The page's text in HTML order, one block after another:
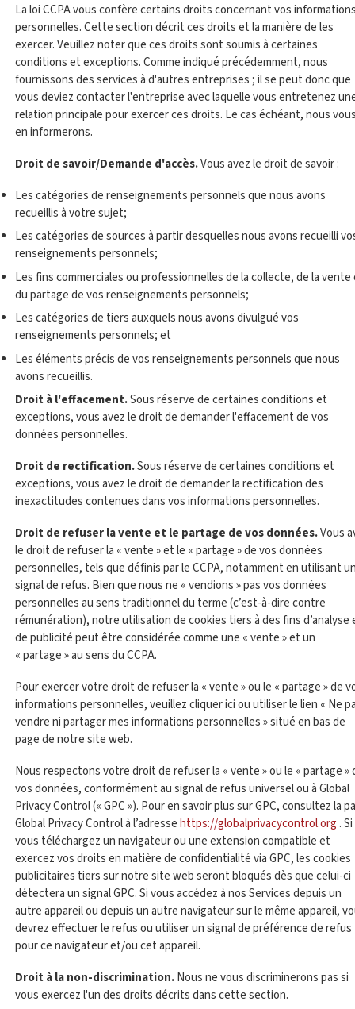
La loi CCPA vous confère certains droits concernant vos
personnelles. Cette section décrit ces droits et la manière de les
exercer. Veuillez noter que ces droits sont soumis à certaines
conditions et exceptions. Comme indiqué précédemment, nous
fournissons des services à d'autres entreprises ; il se peut donc que
vous deviez contacter l'entreprise avec laquelle vous entretenez
relation principale pour exercer ces droits. Le cas échéant, nous
en informerons.
Droit de savoir/Demande d'accès.Vous avez le droit de savoir :
Les catégories de renseignements personnels que nous avons
recueillis à votre sujet;
Les catégories de sources à partir desquelles nous avons recueilli
renseignements personnels;
Les fins commerciales ou professionnelles de la collecte, de la vente
du partage de vos renseignements personnels;
Les catégories de tiers auxquels nous avons divulgué vos
renseignements personnels; et
Les éléments précis de vos renseignements personnels que nous
avons recueillis.
Droit à l'effacement.Sous réserve de certaines conditions et
exceptions, vous avez le droit de demander l'effacement de vos
données personnelles.
Droit de rectification.Sous réserve de certaines conditions et
exceptions, vous avez le droit de demander la rectification des
inexactitudes contenues dans vos informations personnelles.
Droit de refuser la vente et le partage de vos données.Vous
le droit de refuser la « vente » et le « partage » de vos données
personnelles, tels que définis par le CCPA, notamment en utilisant
signal de refus. Bien que nous ne « vendions » pas vos données
personnelles au sens traditionnel du terme (c’est-à-dire contre
rémunération), notre utilisation de cookies tiers à des fins d’analyse
de publicité peut être considérée comme une « vente » et un
« partage » au sens du CCPA.
Pour exercer votre droit de refuser la « vente » ou le « partage » de
informations personnelles, veuillez cliquer ici ou utiliser le lien « Ne
vendre ni partager mes informations personnelles » situé en bas de
page de notre site web.
Nous respectons votre droit de refuser la « vente » ou le « partage »
vos données, conformément au signal de refus universel ou à Global
Privacy Control (« GPC »). Pour en savoir plus sur GPC, consultez la
Global Privacy Control à l’adressehttps://globalprivacycontrol.org . Si
vous téléchargez un navigateur ou une extension compatible et
exercez vos droits en matière de confidentialité via GPC, les cookies
publicitaires tiers sur notre site web seront bloqués dès que celui-ci
détectera un signal GPC. Si vous accédez à nos Services depuis un
autre appareil ou depuis un autre navigateur sur le même appareil,
devrez effectuer le refus ou utiliser un signal de préférence de refus
pour ce navigateur et/ou cet appareil.
Droit à la non-discrimination.Nous ne vous discriminerons pas si
vous exercez l'un des droits décrits dans cette section.